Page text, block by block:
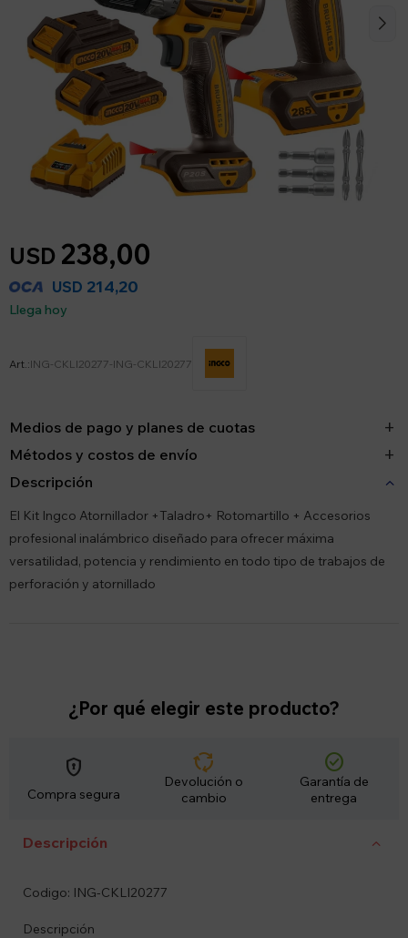
USD 238,00
USD 214,20
Llega hoy
ING-CKLI20277-ING-CKLI20277
Medios de pago y planes de cuotas
Métodos y costos de envío
Descripción
El Kit Ingco Atornillador +Taladro+ Rotomartillo + Accesorios
profesional inalámbrico diseñado para ofrecer máxima
versatilidad, potencia y rendimiento en todo tipo de trabajos de
perforación y atornillado
¿Por qué elegir este producto?
encrypted
Compra segura
cycle
Devolución o
cambio
check_circle
Garantía de
entrega
Descripción
Codigo: ING-CKLI20277
Descripción